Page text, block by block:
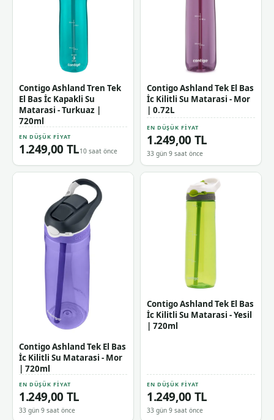
Contigo Ashland Tren Tek
El Bas İc Kapakli Su
Matarasi - Turkuaz |
720ml
EN DÜŞÜK FIYAT
1.249,00 TL10 saat önce
Contigo Ashland Tek El Bas
İc Kilitli Su Matarasi - Mor
| 0.72L
EN DÜŞÜK FIYAT
1.249,00 TL
33 gün 9 saat önce
Contigo Ashland Tek El Bas
İc Kilitli Su Matarasi - Mor
| 720ml
EN DÜŞÜK FIYAT
1.249,00 TL
33 gün 9 saat önce
Contigo Ashland Tek El Bas
İc Kilitli Su Matarasi - Yesil
| 720ml
EN DÜŞÜK FIYAT
1.249,00 TL
33 gün 9 saat önce